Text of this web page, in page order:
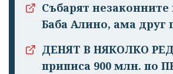
Събарят
Баба Алино, ама друг
ДЕНЯТ В НЯКОЛКО
приписа 900 млн. по